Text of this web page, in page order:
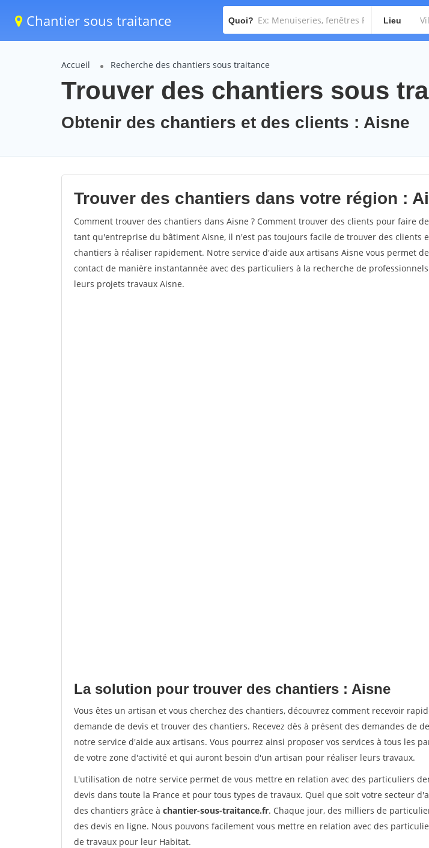
Chantier sous traitance Quoi? Lieu
Accueil Recherche des chantiers sous traitance
Trouver des chantiers sous
Obtenir des chantiers et des clients : Aisne
Trouver des chantiers dans votre région :
Comment trouver des chantiers dans Aisne ? Comment trouver des clients pour faire
tant qu'entreprise du bâtiment Aisne, il n'est pas toujours facile de trouver des clients
chantiers à réaliser rapidement. Notre service d'aide aux artisans Aisne vous permet
contact de manière instantannée avec des particuliers à la recherche de
leurs projets travaux Aisne.
La solution pour trouver des chantiers : Aisne
Vous êtes un artisan et vous cherchez des chantiers, découvrez comment recevoir
demande de devis et trouver des chantiers. Recevez dès à présent des demandes de
notre service d'aide aux artisans. Vous pourrez ainsi proposer vos services à tous les
de votre zone d'activité et qui auront besoin d'un artisan pour réaliser leurs travaux.
L'utilisation de notre service permet de vous mettre en relation avec des particuliers
devis dans toute la France et pour tous types de travaux. Quel que soit votre secteur
des chantiers grâce à chantier-sous-traitance.fr. Chaque jour, des milliers de
des devis en ligne. Nous pouvons facilement vous mettre en relation avec des
de travaux pour leur Habitat.